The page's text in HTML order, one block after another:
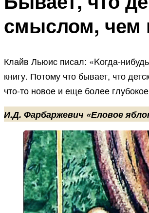
смыслом, чем
Клайв Льюис писал: «Kогда-
книгу. Потому что бывает, что
что-то новое и еще более
И.Д. Фарбаржевич «Еловое